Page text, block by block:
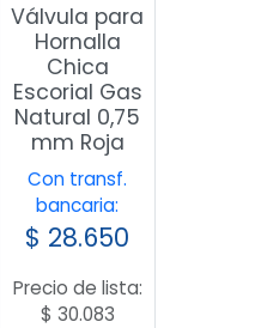
Válvula para
Hornalla
Chica
Escorial Gas
Natural 0,75
mm Roja
Con transf.
bancaria:
$ 28.650
Precio de lista:
$ 30.083